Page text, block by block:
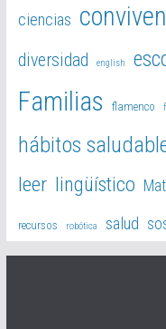
ciencias
diversidad english
Familias flamenco
hábitos
leer lingüístico
recursos robótica salud